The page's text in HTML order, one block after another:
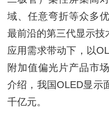
域、任意弯折等众多
最前沿的第三代显示
应用需求带动下，以
附加值偏光片产品市
介绍，我国OLED显示
千亿元。